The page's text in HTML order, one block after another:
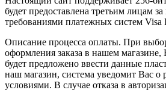
будет предоставлена третьим лицам
требованиями платежных систем Visa
Описание процессa оплаты. При
оформления заказа в нашем
будет предложено ввести данные
наш магазин, система уведомит Вас о
условиями. В случае отказа в